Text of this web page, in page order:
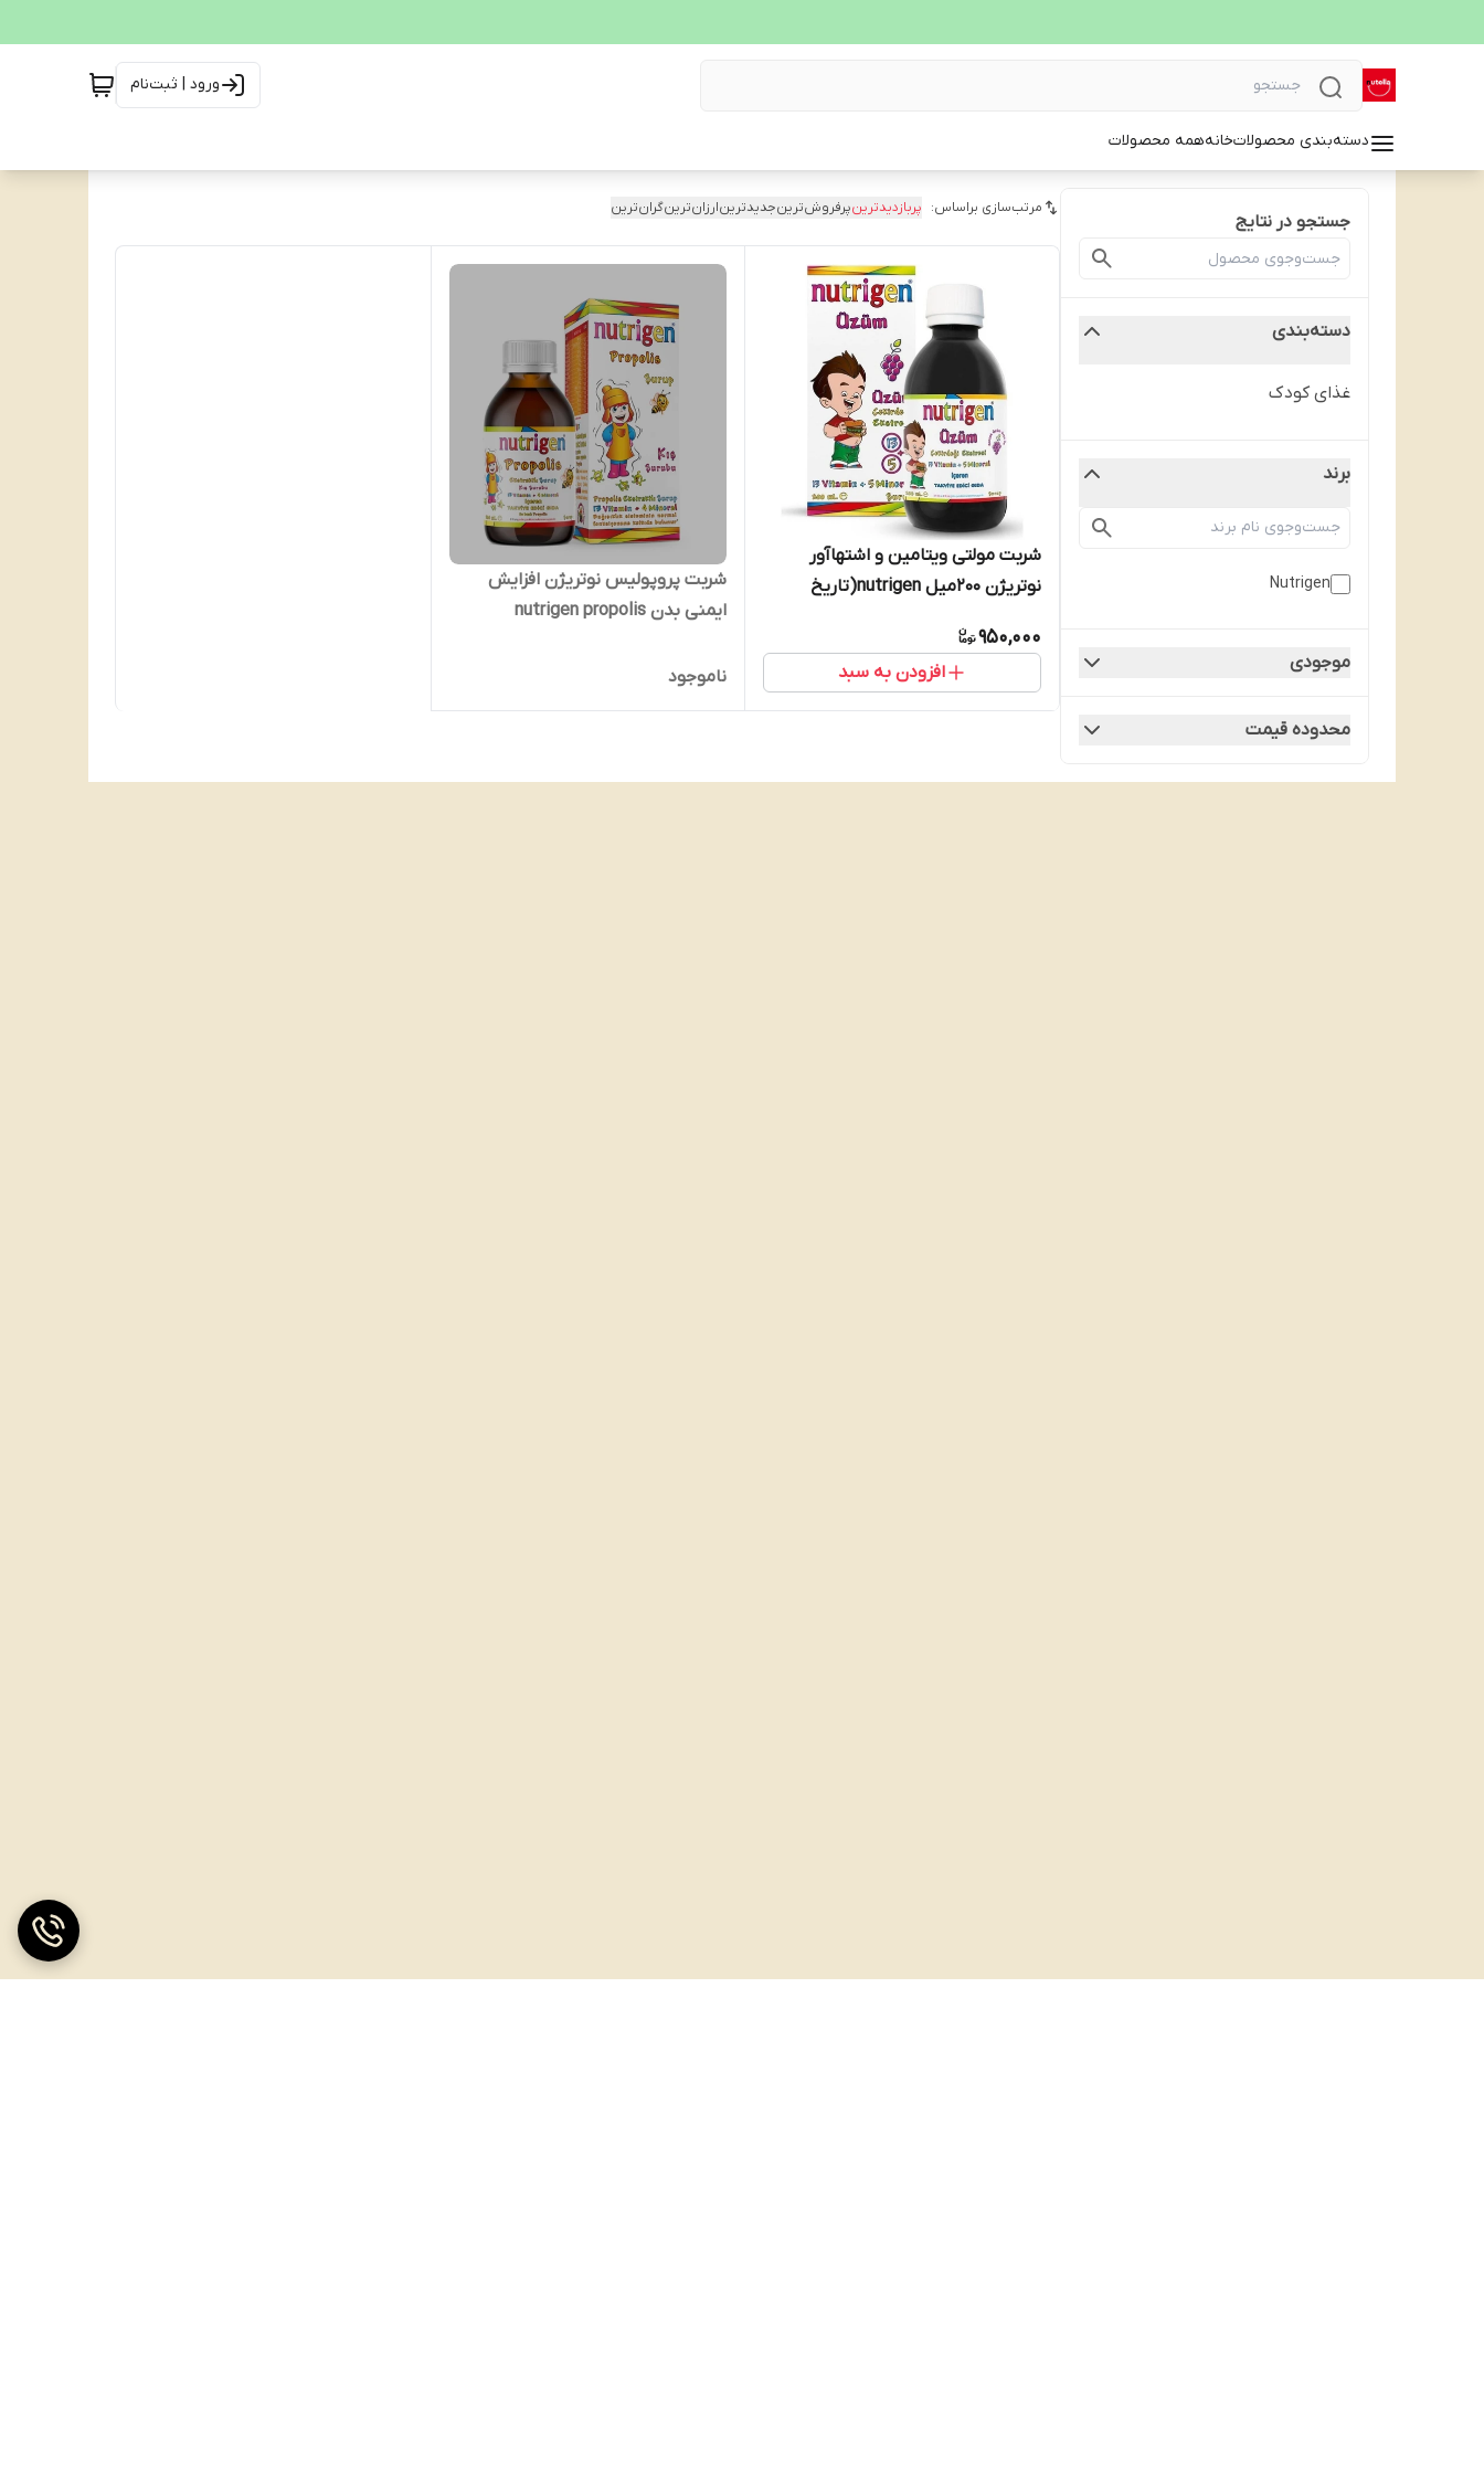
ورود | ثبت‌نام
دسته‌بندی محصولاتخانههمه محصولات
جستجو در نتایج
دسته‌بندی
غذای کودک
برند
Nutrigen
موجودی
محدوده قیمت
مرتب‌سازی براساس: پربازدیدترینپرفروش‌ترینجدیدترینارزان‌ترینگران‌ترین
شربت مولتی ویتامین و اشتهاآور
نوتریژن ۲۰۰میل nutrigen(تاریخ
950,000
افزودن به سبد
شربت پروپولیس نوتریژن افزایش
ایمنی بدن nutrigen propolis
ناموجود